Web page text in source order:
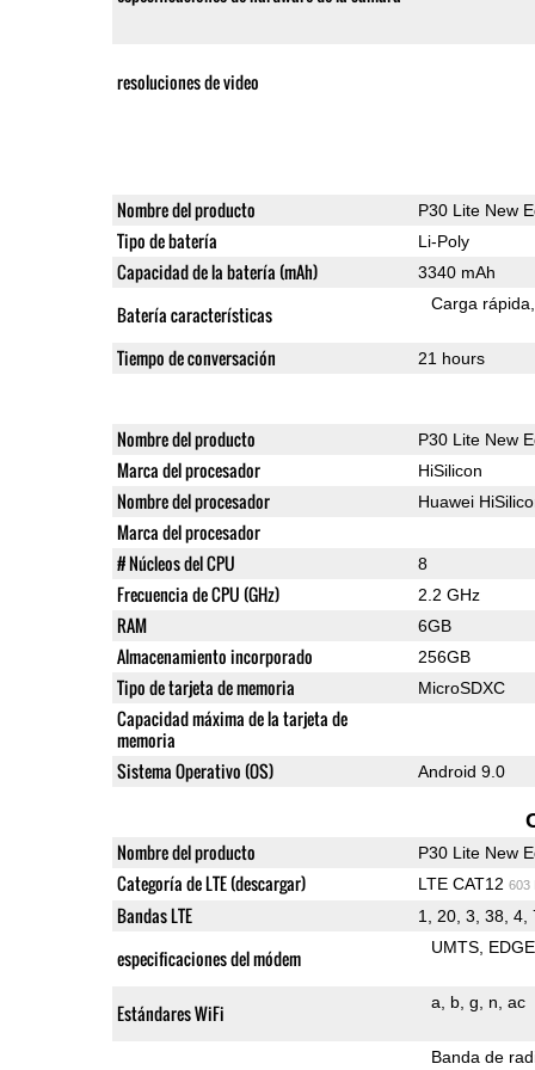
resoluciones de video
Nombre del producto P30 Lite New
Tipo de batería Li-Poly
Capacidad de la batería (mAh) 3340 mAh
Batería características Carga rápida
Tiempo de conversación 21 hours
Nombre del producto P30 Lite New
Marca del procesador HiSilicon
Nombre del procesador Huawei
Marca del procesador
# Núcleos del CPU
8
Frecuencia de CPU (GHz) 2.2 GHz
RAM 6GB
Almacenamiento incorporado 256GB
Tipo de tarjeta de memoria MicroSDXC
Capacidad máxima de la tarjeta de
memoria
Sistema Operativo (OS)
Android 9.0
Nombre del producto P30 Lite New
Categoría de LTE (descargar) LTE CAT12 603
Bandas LTE 1, 20, 3, 38, 4,
especificaciones del módem UMTS EDGE
Estándares WiFi a b g n ac
Banda de